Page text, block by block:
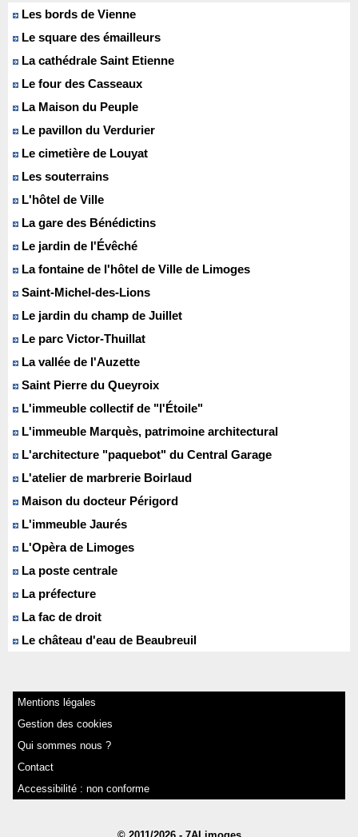
Les bords de Vienne
Le square des émailleurs
La cathédrale Saint Etienne
Le four des Casseaux
La Maison du Peuple
Le pavillon du Verdurier
Le cimetière de Louyat
Les souterrains
L'hôtel de Ville
La gare des Bénédictins
Le jardin de l'Évêché
La fontaine de l'hôtel de Ville de Limoges
Saint-Michel-des-Lions
Le jardin du champ de Juillet
Le parc Victor-Thuillat
La vallée de l'Auzette
Saint Pierre du Queyroix
L'immeuble collectif de "l'Étoile"
L'immeuble Marquès, patrimoine architectural
L'architecture "paquebot" du Central Garage
L'atelier de marbrerie Boirlaud
Maison du docteur Périgord
L'immeuble Jaurés
L'Opèra de Limoges
La poste centrale
La préfecture
La fac de droit
Le château d'eau de Beaubreuil
Mentions légales
Gestion des cookies
Qui sommes nous ?
Contact
Accessibilité : non conforme